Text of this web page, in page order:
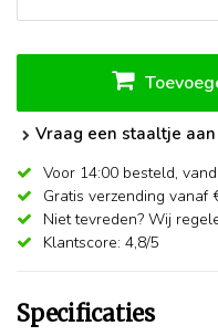
Vraag een staaltje
Voor 14:00 besteld,
Gratis verzending vanaf
Niet tevreden? Wij
Klantscore: 4,8/5
Specificaties